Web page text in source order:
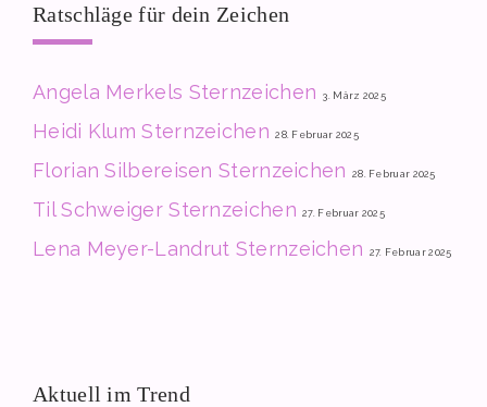
Ratschläge für dein Zeichen
Angela Merkels Sternzeichen 3. März 2025
Heidi Klum Sternzeichen 28. Februar 2025
Florian Silbereisen Sternzeichen 28. Februar 2025
Til Schweiger Sternzeichen 27. Februar 2025
Lena Meyer-Landrut Sternzeichen 27. Februar 2025
Aktuell im Trend